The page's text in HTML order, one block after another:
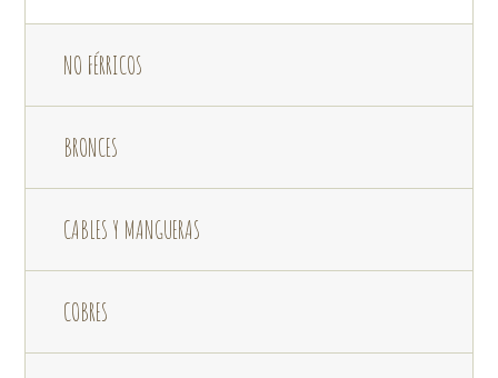
NO FÉRRICOS
BRONCES
CABLES Y MANGUERAS
COBRES